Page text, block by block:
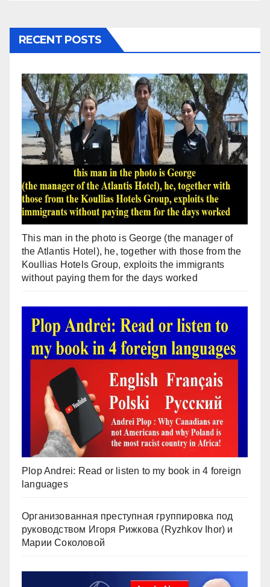
RECENT POSTS
This man in the photo is George (the manager of
the Atlantis Hotel), he, together with those from the
Koullias Hotels Group, exploits the immigrants
without paying them for the days worked
Plop Andrei: Read or listen to my book in 4 foreign
languages
Организованная преступная группировка под
руководством Игоря Рижкова (Ryzhkov Ihor) и
Марии Соколовой